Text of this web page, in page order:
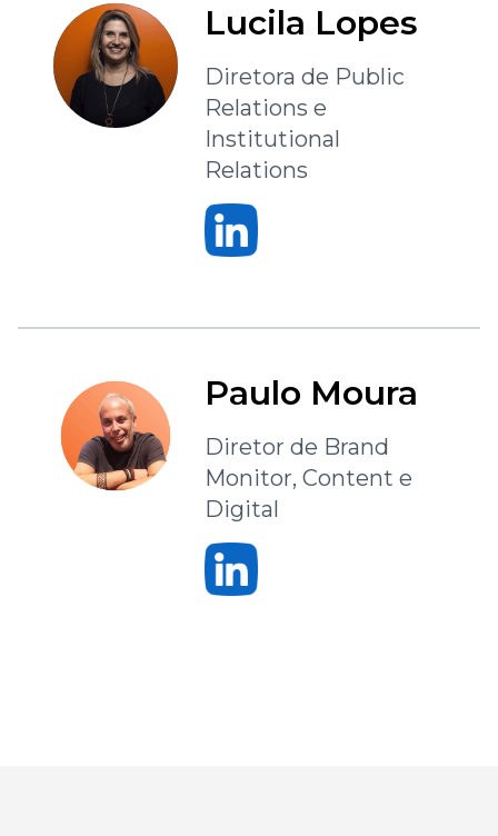
Lucila Lopes
Diretora de Public
Relations e
Institutional
Relations
Paulo Moura
Diretor de Brand
Monitor, Content e
Digital